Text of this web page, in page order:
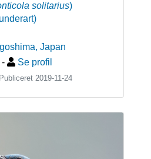
solitarius)
underart)
, Japan
- Se profil
2019-11-24